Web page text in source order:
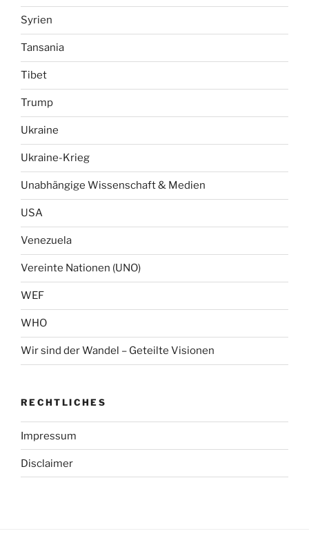
Syrien
Tansania
Tibet
Trump
Ukraine
Ukraine-Krieg
Unabhängige Wissenschaft & Medien
USA
Venezuela
Vereinte Nationen (UNO)
WEF
WHO
Wir sind der Wandel – Geteilte Visionen
RECHTLICHES
Impressum
Disclaimer